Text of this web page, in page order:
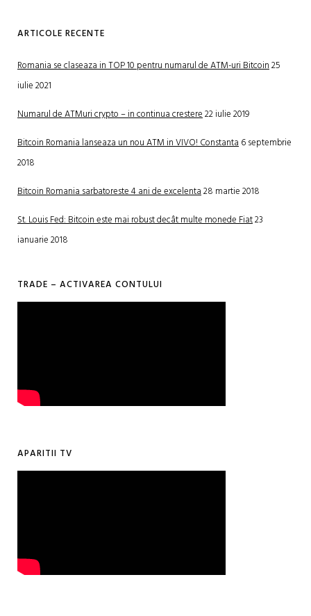
ARTICOLE RECENTE
Romania se claseaza in TOP 10 pentru numarul de ATM-uri Bitcoin25
iulie 2021
Numarul de ATMuri crypto – in continua crestere22 iulie 2019
Bitcoin Romania lanseaza un nou ATM in VIVO! Constanta6 septembrie
2018
Bitcoin Romania sarbatoreste 4 ani de excelenta28 martie 2018
St. Louis Fed: Bitcoin este mai robust decât multe monede Fiat23
ianuarie 2018
TRADE – ACTIVAREA CONTULUI
APARITII TV